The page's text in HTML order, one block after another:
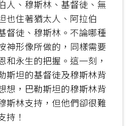
人、穆斯林、基督徒、無
也住著猶太人、阿拉伯
督徒、穆斯林。不論哪種
神形像所做的，同樣需要
和永生的把握。這一刻，
斯坦的基督徒及穆斯林背
想，巴勒斯坦的穆斯林背
斯林支持，但他們卻很難
持！